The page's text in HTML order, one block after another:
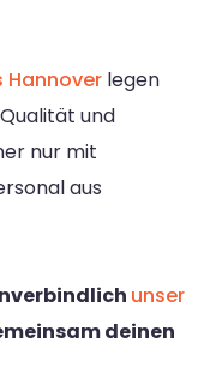
Hannover legen
und
nur mit
aus
unser
deinen